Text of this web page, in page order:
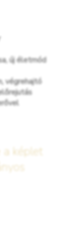
új életmód
végrehajtó
képlet